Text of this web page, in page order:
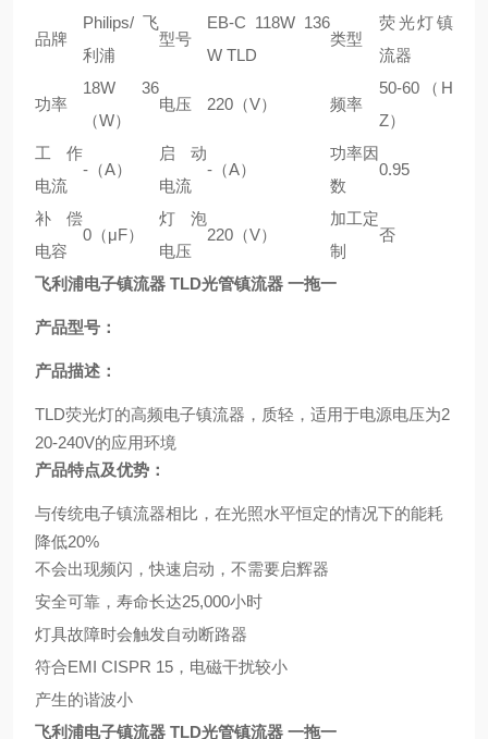
品牌
Philips/飞
利浦
型号
EB-C 118W 136
W TLD
类型
荧光灯镇
流器
功率
18W 36
（W）
电压 220（V） 频率
50-60（H
Z）
工作
电流
-（A）
启动
电流
-（A）
功率因
数
0.95
补偿
电容
0（μF）
灯泡
电压
220（V）
加工定
制
否
飞利浦电子镇流器 TLD光管镇流器 一拖一
产品型号：
产品描述：
TLD荧光灯的高频电子镇流器，质轻，适用于电源电压为2
20-240V的应用环境
产品特点及优势：
与传统电子镇流器相比，在光照水平恒定的情况下的能耗
降低20%
不会出现频闪，快速启动，不需要启辉器
安全可靠，寿命长达25,000小时
灯具故障时会触发自动断路器
符合EMI CISPR 15，电磁干扰较小
产生的谐波小
飞利浦电子镇流器 TLD光管镇流器 一拖一